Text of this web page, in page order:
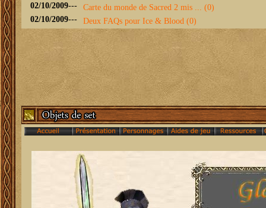
02/10/2009---
Carte du monde de Sacred 2 mis ... (0)
02/10/2009--- Deux FAQs pour Ice & Blood (0)